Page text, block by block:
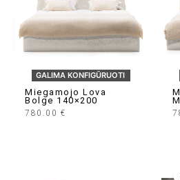
GALIMA KONFIGŪRUOTI
Miegamojo Lova
Bolge 140×200
780.00 €